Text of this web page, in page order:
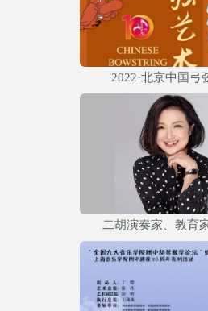
2022·北京中国弓
二胡演奏家、教育